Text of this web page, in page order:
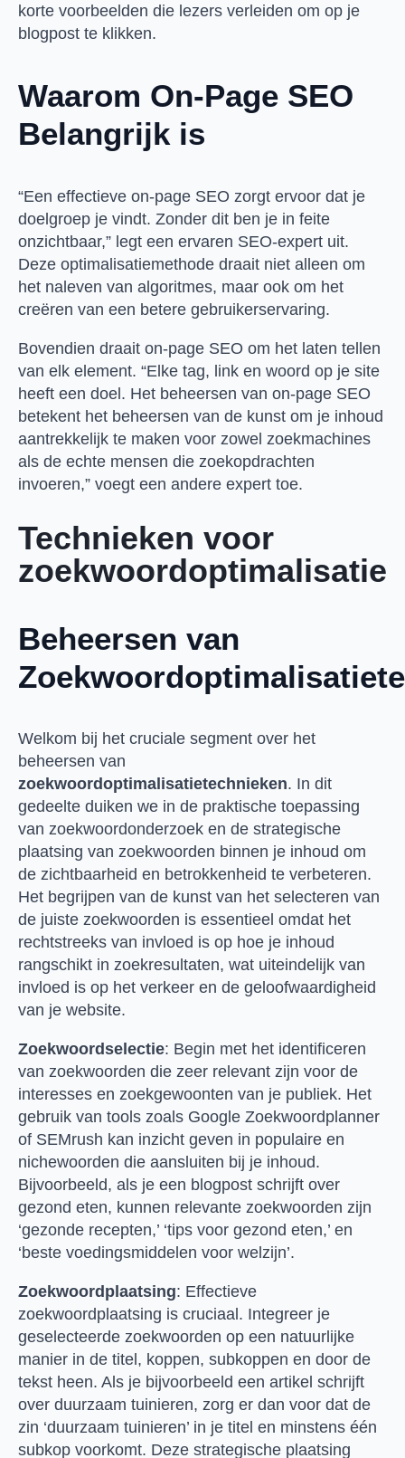
korte voorbeelden die lezers verleiden om op je
blogpost te klikken.
Waarom On-Page SEO
Belangrijk is
“Een effectieve on-page SEO zorgt ervoor dat je
doelgroep je vindt. Zonder dit ben je in feite
onzichtbaar,” legt een ervaren SEO-expert uit.
Deze optimalisatiemethode draait niet alleen om
het naleven van algoritmes, maar ook om het
creëren van een betere gebruikerservaring.
Bovendien draait on-page SEO om het laten tellen
van elk element. “Elke tag, link en woord op je site
heeft een doel. Het beheersen van on-page SEO
betekent het beheersen van de kunst om je inhoud
aantrekkelijk te maken voor zowel zoekmachines
als de echte mensen die zoekopdrachten
invoeren,” voegt een andere expert toe.
Technieken voor
zoekwoordoptimalisatie
Beheersen van
Welkom bij het cruciale segment over het
beheersen van
zoekwoordoptimalisatietechnieken. In dit
gedeelte duiken we in de praktische toepassing
van zoekwoordonderzoek en de strategische
plaatsing van zoekwoorden binnen je inhoud om
de zichtbaarheid en betrokkenheid te verbeteren.
Het begrijpen van de kunst van het selecteren van
de juiste zoekwoorden is essentieel omdat het
rechtstreeks van invloed is op hoe je inhoud
rangschikt in zoekresultaten, wat uiteindelijk van
invloed is op het verkeer en de geloofwaardigheid
van je website.
Zoekwoordselectie: Begin met het identificeren
van zoekwoorden die zeer relevant zijn voor de
interesses en zoekgewoonten van je publiek. Het
gebruik van tools zoals Google Zoekwoordplanner
of SEMrush kan inzicht geven in populaire en
nichewoorden die aansluiten bij je inhoud.
Bijvoorbeeld, als je een blogpost schrijft over
gezond eten, kunnen relevante zoekwoorden zijn
‘gezonde recepten,’ ‘tips voor gezond eten,’ en
‘beste voedingsmiddelen voor welzijn’.
Zoekwoordplaatsing: Effectieve
zoekwoordplaatsing is cruciaal. Integreer je
geselecteerde zoekwoorden op een natuurlijke
manier in de titel, koppen, subkoppen en door de
tekst heen. Als je bijvoorbeeld een artikel schrijft
over duurzaam tuinieren, zorg er dan voor dat de
zin ‘duurzaam tuinieren’ in je titel en minstens één
subkop voorkomt. Deze strategische plaatsing